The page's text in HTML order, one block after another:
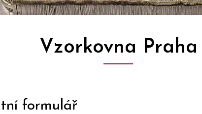
Vzorkovna Praha
formulář